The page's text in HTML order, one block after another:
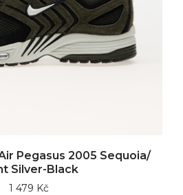
Pegasus 2005 Sequoia/
Silver-Black
1 479 Kč